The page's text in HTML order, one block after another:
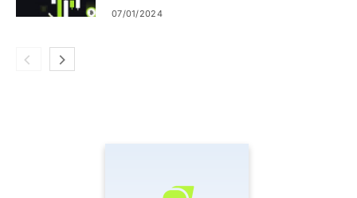
par étape pour les débutants
07/01/2024